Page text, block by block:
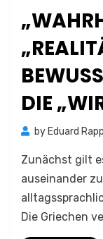
DIE
by Eduard
Zunächst gilt
auseinander
Die Griechen